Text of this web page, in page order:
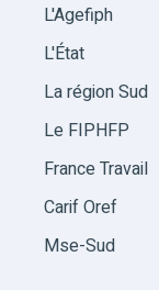
L'Agefiph
L'État
La région Sud
Le FIPHFP
France Travail
Carif Oref
Mse-Sud